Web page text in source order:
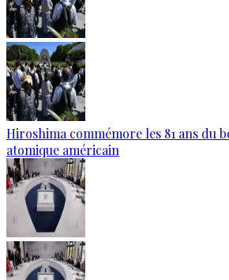
Hiroshima commémore les 81 ans du
atomique américain